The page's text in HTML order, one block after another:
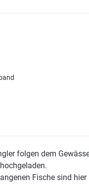
folgen dem
hochgeladen.
Fische sind